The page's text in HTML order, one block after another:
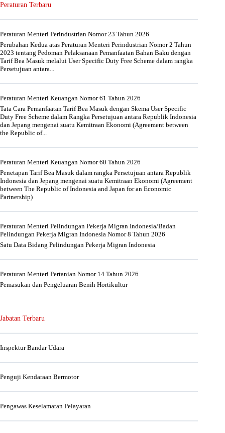
Peraturan Terbaru
Peraturan Menteri Perindustrian Nomor 23 Tahun 2026
Perubahan Kedua atas Peraturan Menteri Perindustrian Nomor 2 Tahun
2023 tentang Pedoman Pelaksanaan Pemanfaatan Bahan Baku dengan
Tarif Bea Masuk melalui User Specific Duty Free Scheme dalam rangka
Persetujuan antara...
Peraturan Menteri Keuangan Nomor 61 Tahun 2026
Tata Cara Pemanfaatan Tarif Bea Masuk dengan Skema User Specific
Duty Free Scheme dalam Rangka Persetujuan antara Republik Indonesia
dan Jepang mengenai suatu Kemitraan Ekonomi (Agreement between
the Republic of...
Peraturan Menteri Keuangan Nomor 60 Tahun 2026
Penetapan Tarif Bea Masuk dalam rangka Persetujuan antara Republik
Indonesia dan Jepang mengenai suatu Kemitraan Ekonomi (Agreement
between The Republic of Indonesia and Japan for an Economic
Partnership)
Peraturan Menteri Pelindungan Pekerja Migran Indonesia/Badan
Pelindungan Pekerja Migran Indonesia Nomor 8 Tahun 2026
Satu Data Bidang Pelindungan Pekerja Migran Indonesia
Peraturan Menteri Pertanian Nomor 14 Tahun 2026
Pemasukan dan Pengeluaran Benih Hortikultur
Jabatan Terbaru
Inspektur Bandar Udara
Penguji Kendaraan Bermotor
Pengawas Keselamatan Pelayaran